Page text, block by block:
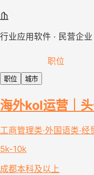
行业应用软件 · 民营企
职位
职位 城市
海外kol运营｜
工商管理类·外国语类·经
5k-10k
成都本科及以上